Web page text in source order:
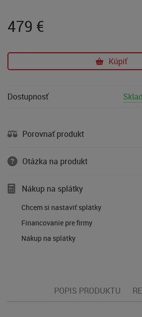
479 €
Kúpiť
Dostupnosť
Porovnať produkt
Otázka na produkt
Nákup na splátky
Chcem si nastaviť splátky
Financovanie pre firmy
Nákup na splátky
POPIS PRODUKTU